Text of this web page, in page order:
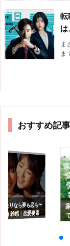
転
は
ま
ま
おすすめ記事
たりなら夢も恋も〜
) 雑感｜恋愛要素
良かったよ…